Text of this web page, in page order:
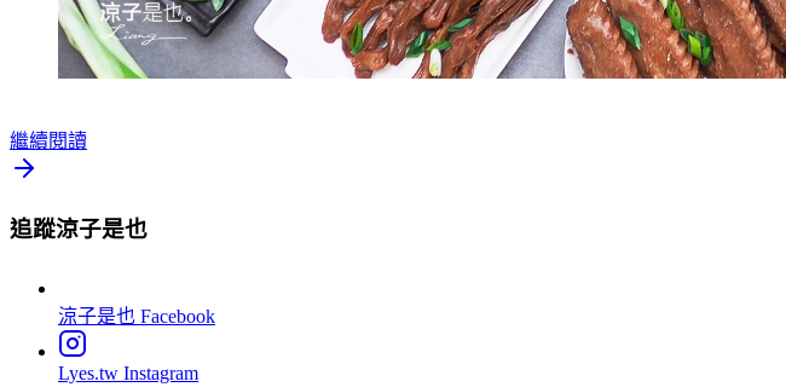
繼續閱讀
追蹤涼子是也
涼子是也 Facebook
Lyes.tw Instagram